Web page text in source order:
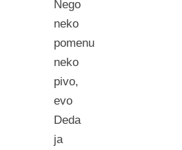
Nego
neko
pomenu
neko
pivo,
evo
Deda
ja